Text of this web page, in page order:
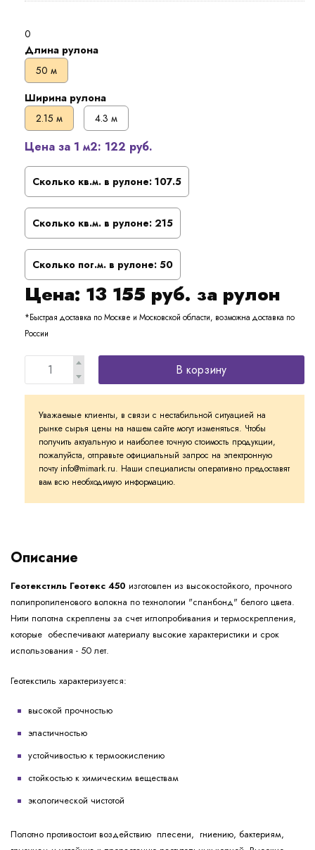
0
Длина рулона
50 м
Ширина рулона
2.15 м
4.3 м
Цена за 1 м2: 122 руб.
Сколько кв.м. в рулоне: 107.5
Сколько кв.м. в рулоне: 215
Сколько пог.м. в рулоне: 50
Цена: 13 155 руб. за рулон
*Быстрая доставка по Москве и Московской области, возможна доставка по
России
В корзину
Уважаемые клиенты, в связи с нестабильной ситуацией на
рынке сырья цены на нашем сайте могут изменяться. Чтобы
получить актуальную и наиболее точную стоимость продукции,
пожалуйста, отправьте официальный запрос на электронную
почту info@mimark.ru. Наши специалисты оперативно предоставят
вам всю необходимую информацию.
Описание
Геотекстиль Геотекс 450 изготовлен из высокостойкого, прочного
полипропиленового волокна по технологии "спанбонд" белого цвета.
Нити полотна скреплены за счет иглопробивания и термоскрепления,
которые обеспечивают материалу высокие характеристики и срок
использования - 50 лет.
Геотекстиль характеризуется:
высокой прочностью
эластичностью
устойчивостью к термоокислению
стойкостью к химическим веществам
экологической чистотой
Полотно противостоит воздействию плесени, гниению, бактериям,